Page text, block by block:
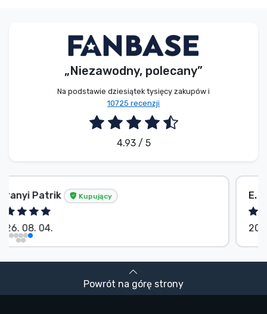
„Niezawodny, polecany”
Na podstawie dziesiątek tysięcy zakupów i
10725 recenzji
4.93 / 5
E. Hipságh Kupujący
2026. 08. 04.
Powrót na górę strony
Typy produktów